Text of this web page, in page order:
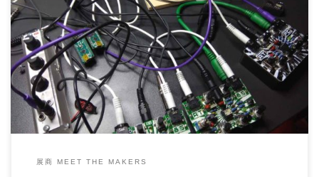
Project Maker (s): drkmbnt Country/Area: Linz, Au […]
展商 MEET THE MAKERS